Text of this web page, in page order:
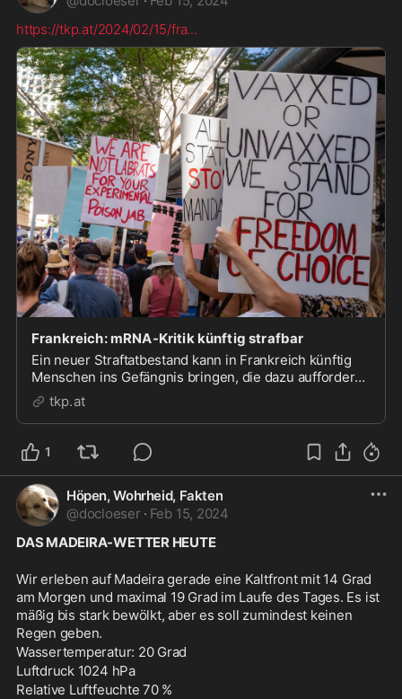
https://tkp.at/2024/02/15/fra...
Frankreich: mRNA-Kritik künftig strafbar
Ein neuer Straftatbestand kann in Frankreich künftig
Menschen ins Gefängnis bringen, die dazu auffordern,
eine mRNA-Behandlung zu unterlassen.
tkp.at
1
Höpen, Wohrheid, Fakten
@docloeser · Feb 15, 2024
DAS MADEIRA-WETTER HEUTE
Wir erleben auf Madeira gerade eine Kaltfront mit 14 Grad
am Morgen und maximal 19 Grad im Laufe des Tages. Es ist
mäßig bis stark bewölkt, aber es soll zumindest keinen
Regen geben.
Wassertemperatur: 20 Grad
Luftdruck 1024 hPa
Relative Luftfeuchte 70 %